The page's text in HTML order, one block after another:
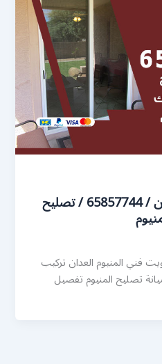
رقم صيانة المنيوم العدان / 65857744 / تصليح
فني المنيوم العدان تركيب
تصليح المنيوم تفصيل